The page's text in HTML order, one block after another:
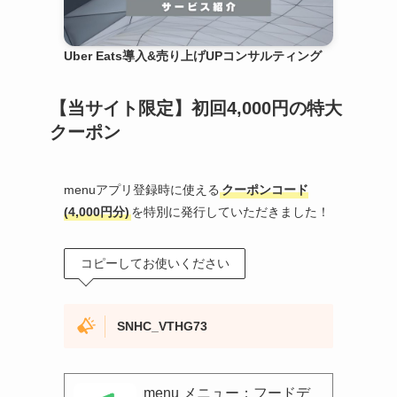
Uber Eats導入&売り上げUPコンサルティング
【当サイト限定】初回4,000円の特大
クーポン
menuアプリ登録時に使える クーポンコード
(4,000円分)を特別に発行していただきました！
コピーしてお使いください
SNHC_VTHG73
menu メニュー：フードデ